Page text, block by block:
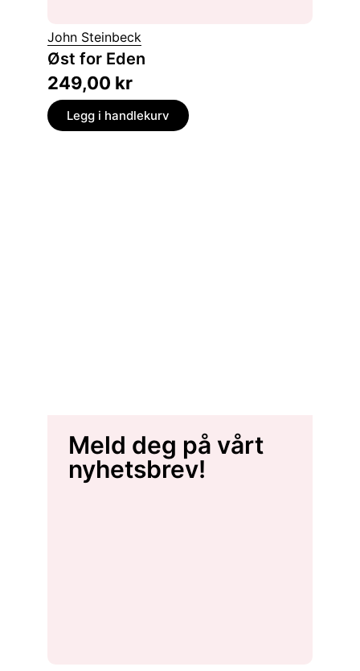
John Steinbeck
Øst for Eden
249,00 kr
Legg i handlekurv
Meld deg på vårt
nyhetsbrev!